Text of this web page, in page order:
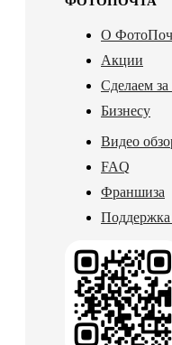
О
Акции
Сделаем за
Бизнесу
Видео
FAQ
Франшиза